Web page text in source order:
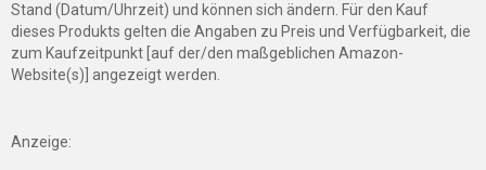
Stand (Datum/Uhrzeit) und können sich ändern. Für den Kauf
dieses Produkts gelten die Angaben zu Preis und Verfügbarkeit, die
zum Kaufzeitpunkt [auf der/den maßgeblichen Amazon-
Website(s)] angezeigt werden.
Anzeige: